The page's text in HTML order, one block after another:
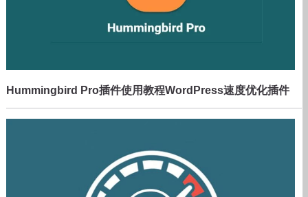
Hummingbird Pro插件使用教程WordPress速度优化插件